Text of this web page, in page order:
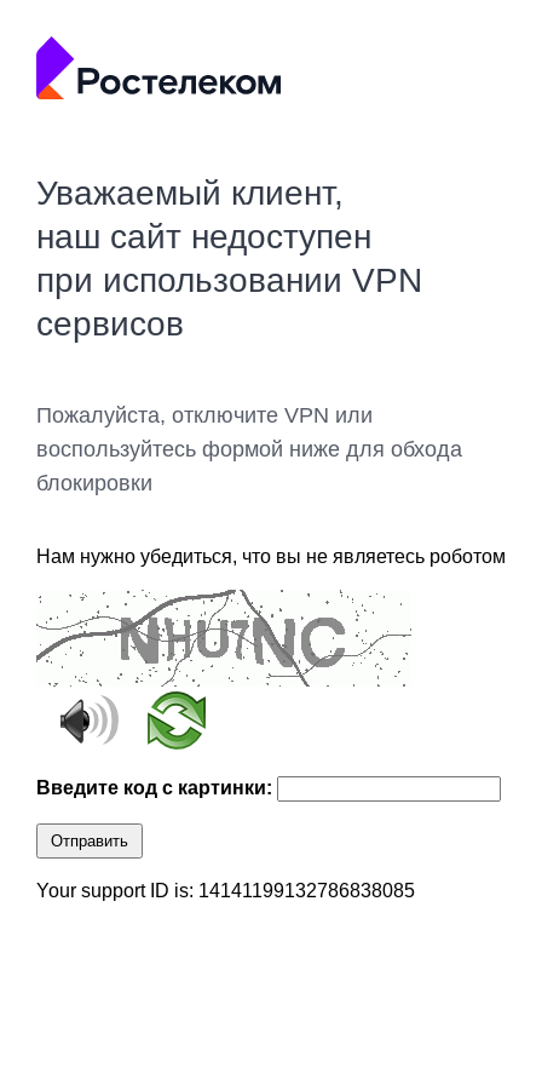
Уважаемый клиент,
наш сайт недоступен
при использовании VPN
сервисов
Пожалуйста, отключите VPN или
воспользуйтесь формой ниже для обхода
блокировки
Нам нужно убедиться, что вы не являетесь роботом
Введите код с картинки:
Отправить
Your support ID is: 14141199132786838085